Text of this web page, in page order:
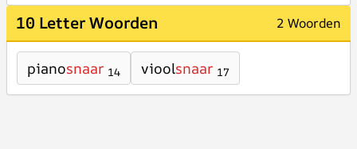
10 Letter Woorden 2 Woorden
pianosnaar 14 vioolsnaar 17